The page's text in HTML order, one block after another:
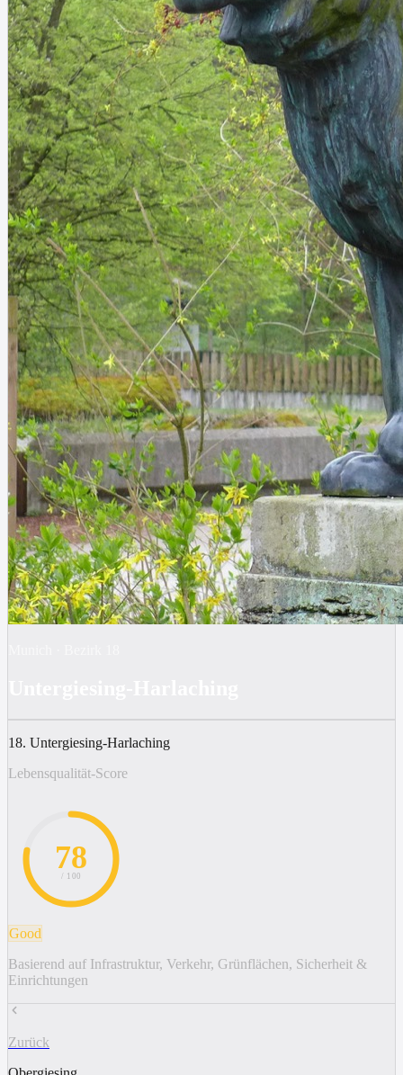
18. Untergiesing-Harlaching
Lebensqualität-Score
78
/ 100
Good
Basierend auf Infrastruktur, Verkehr, Grünflächen, Sicherheit &
Einrichtungen
Zurück